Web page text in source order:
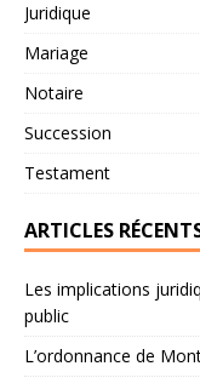
Juridique
Mariage
Notaire
Succession
Testament
ARTICLES
Les implications
public
L’ordonnance de